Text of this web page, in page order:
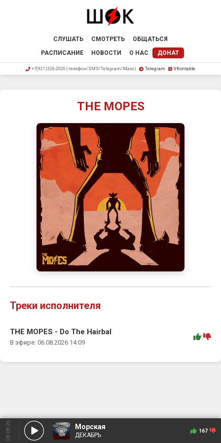
СЛУШАТЬ СМОТРЕТЬ
ОБЩАТЬСЯ
РАСПИСАНИЕ
НОВОСТИ О НАС ДОНАТ
+7(921)326-2020 (телефон/SMS/Telegram/Макс) Telegram VKontakte
THE MOPES
Треки исполнителя
THE MOPES - Do The Hairbal
В эфире: 06.08.2026 14:09
:
08.08.26 Морская
ДЕКАБРЬ
167